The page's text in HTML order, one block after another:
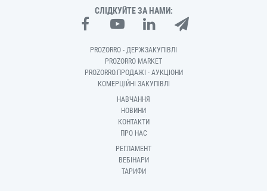
СЛІДКУЙТЕ ЗА НАМИ:
PROZORRO - ДЕРЖЗАКУПІВЛІ
PROZORRO MARKET
PROZORRO.ПРОДАЖІ - АУКЦІОНИ
КОМЕРЦІЙНІ ЗАКУПІВЛІ
НАВЧАННЯ
НОВИНИ
КОНТАКТИ
ПРО НАС
РЕГЛАМЕНТ
ВЕБІНАРИ
ТАРИФИ